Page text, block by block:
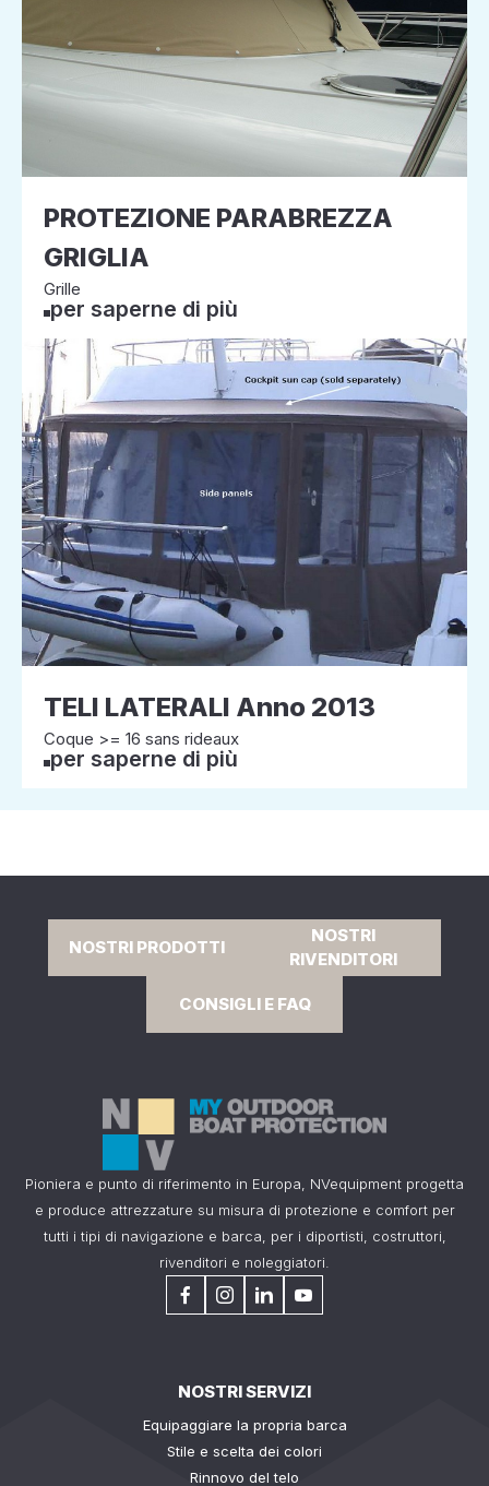
PROTEZIONE PARABREZZA
GRIGLIA
Grille
per saperne di più
TELI LATERALI Anno 2013
Coque >= 16 sans rideaux
per saperne di più
NOSTRI PRODOTTI
NOSTRI
RIVENDITORI
CONSIGLI E FAQ
Pioniera e punto di riferimento in Europa, NVequipment progetta
e produce attrezzature su misura di protezione e comfort per
tutti i tipi di navigazione e barca, per i diportisti, costruttori,
rivenditori e noleggiatori.
NOSTRI SERVIZI
Equipaggiare la propria barca
Stile e scelta dei colori
Rinnovo del telo